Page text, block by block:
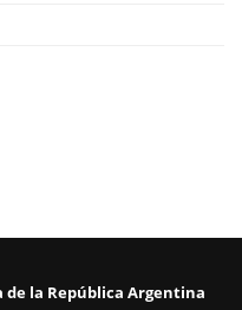
de la República Argentina